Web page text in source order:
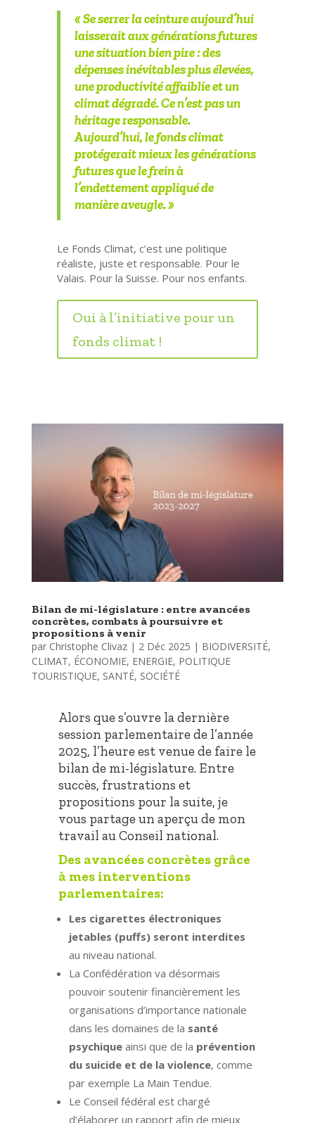
« Se serrer la ceinture aujourd’hui
laisserait aux générations futures
une situation bien pire : des
dépenses inévitables plus élevées,
une productivité affaiblie et un
climat dégradé. Ce n’est pas un
héritage responsable.
Aujourd’hui, le fonds climat
protégerait mieux les générations
futures que le frein à
l’endettement appliqué de
manière aveugle. »
Le Fonds Climat, c’est une politique
réaliste, juste et responsable. Pour le
Valais. Pour la Suisse. Pour nos enfants.
Oui à l’initiative pour un
fonds climat !
Bilan de mi-législature : entre avancées
concrètes, combats à poursuivre et
propositions à venir
par Christophe Clivaz| 2 Déc 2025 | BIODIVERSITÉ,
CLIMAT, ÉCONOMIE, ENERGIE, POLITIQUE
TOURISTIQUE, SANTÉ, SOCIÉTÉ
Alors que s’ouvre la dernière
session parlementaire de l’année
2025, l’heure est venue de faire le
bilan de mi-législature. Entre
succès, frustrations et
propositions pour la suite, je
vous partage un aperçu de mon
travail au Conseil national.
Des avancées concrètes grâce
à mes interventions
parlementaires:
Les cigarettes électroniques
jetables (puffs) seront interdites
au niveau national.
La Confédération va désormais
pouvoir soutenir financièrement les
organisations d’importance nationale
dans les domaines de la santé
psychiqueainsi que de la prévention
du suicide et de la violence, comme
par exemple La Main Tendue.
Le Conseil fédéral est chargé
d’élaborer un rapport afin de mieux